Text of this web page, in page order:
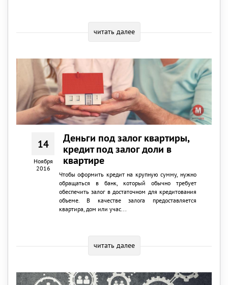
читать далее
14
Ноября
2016
Деньги под залог квартиры,
кредит под залог доли в
квартире
Чтобы оформить кредит на крупную сумму, нужно
обращаться в банк, который обычно требует
обеспечить залог в достаточном для кредитования
объеме. В качестве залога предоставляется
квартира, дом или учас...
читать далее